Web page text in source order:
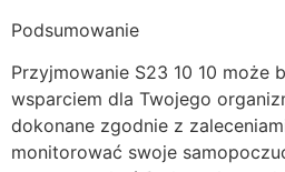
Podsumowanie
Przyjmowanie S23 10 10 może
wsparciem dla Twojego
dokonane zgodnie z
monitorować swoje